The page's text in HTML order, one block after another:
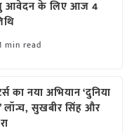
हेतु आवेदन के लिए आज 4
min read
का नया अभियान ‘दुनिया
लॉन्च, सुखबीर सिंह और